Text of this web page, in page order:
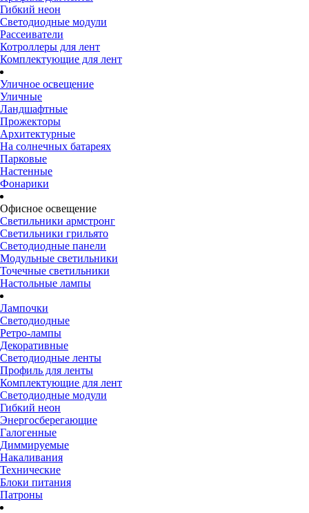
Гибкий неон
Светодиодные модули
Рассеиватели
Котроллеры для лент
Комплектующие для лент
Уличное освещение
Уличные
Ландшафтные
Прожекторы
Архитектурные
На солнечных батареях
Парковые
Настенные
Фонарики
Офисное освещение
Светильники армстронг
Светильники грильято
Светодиодные панели
Модульные светильники
Точечные светильники
Настольные лампы
Лампочки
Светодиодные
Ретро-лампы
Декоративные
Светодиодные ленты
Профиль для ленты
Комплектующие для лент
Светодиодные модули
Гибкий неон
Энергосберегающие
Галогенные
Диммируемые
Накаливания
Технические
Блоки питания
Патроны